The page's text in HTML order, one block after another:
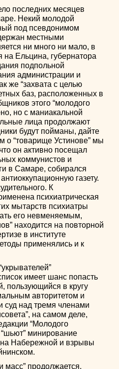
последних месяцев
Некий молодой
под псевдонимом
местными
ни много ни мало, в
на Ельцина, губернатора
подпольной
администрации и
же “захвата с целью
баз, расположенных в
этого “молодого
но с маниакальной
лица продолжают
будут пойманы, дайте
о “товарище Устинове” мы
он активно посещал
коммунистов и
в Самаре, собирался
газету.
К
психиатрическая
мытарств психиатры
его невменяемым,
находится на повторной
в институте
применялись и к
имеет шанс попасть
пользующийся в кругу
авторитетом и
суд над тремя членами
на самом деле,
“Молодого
минирование
на Набережной и взрывы
масс” продолжается.